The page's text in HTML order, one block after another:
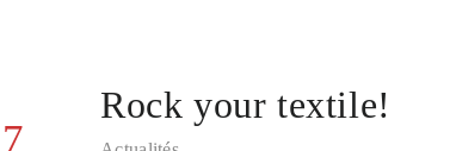
Rock your textile!